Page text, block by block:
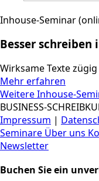
Inhouse-Seminar
Besser schreiben
Wirksame Texte
Mehr erfahren
Weitere Inhouse-
BUSINESS-
Impressum |
Seminare Über uns
Newsletter
Buchen Sie ein